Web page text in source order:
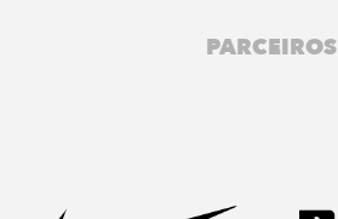
PARCEIROS